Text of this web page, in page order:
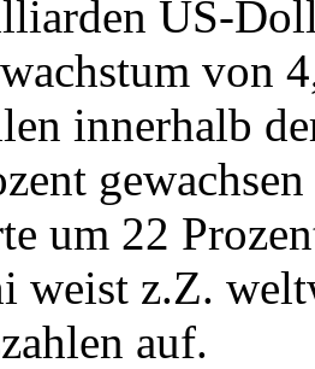
US-
von
innerhalb
um 22
weist z.Z.
auf.